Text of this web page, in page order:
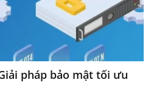
pháp bảo mật tối ưu